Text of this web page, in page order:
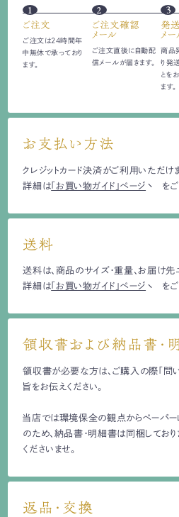
1
ご注文
ご注文は24時間年
中無休で承っており
ます。
2
ご注文確認
メール
ご注文直後に自動配
信メールが届きます。
3
発
メー
商品
り発
とを
ます。
お支払い方法
クレジットカード決済がご利用いただけま
詳細は「お買い物ガイド」ページ をご
送料
送料は、商品のサイズ・重量、お届け先
詳細は 「お買い物ガイド」ページ をご
領収書および納品書・
領収書が必要な方は、ご購入の際「問
旨をお伝えください。
当店では環境保全の観点からペーパー
のため、納品書・明細書は同梱しており
くださいませ。
返品・交換